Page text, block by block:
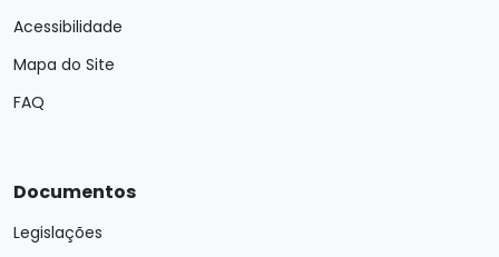
Acessibilidade
Mapa do Site
FAQ
Documentos
Legislações